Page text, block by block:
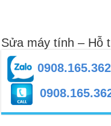
Sửa máy tính – Hỗ
0908.165.362